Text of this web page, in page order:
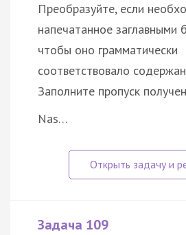
Преобразуйте, если
напечатанное заглавными
чтобы оно грамматически
соответствовало
Заполните пропуск
Nas…
Задача 109